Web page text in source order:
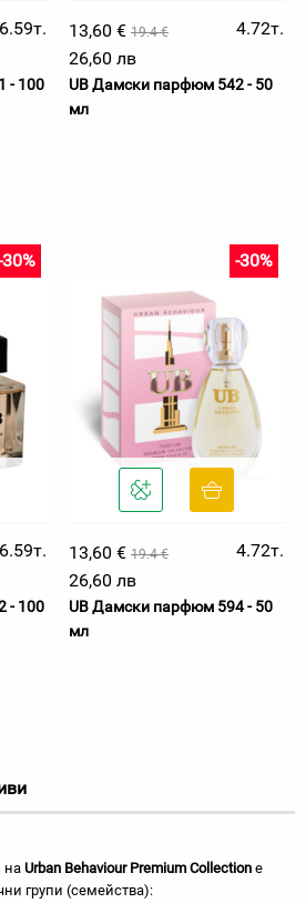
6.59т.
- 100
13,60 € 19.4 €
4.72т.
26,60 лв
UB Дамски парфюм 542 - 50
мл
6.59т.
- 100
13,60 € 19.4 €
-30%
4.72т.
26,60 лв
UB Дамски парфюм 594 - 50
мл
на Urban Behaviour Premium Collection е
групи (семейства):